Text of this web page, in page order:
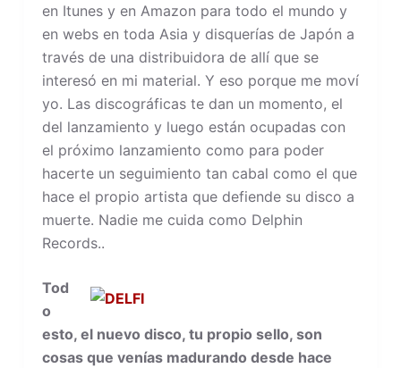
en Itunes y en Amazon para todo el mundo y
en webs en toda Asia y disquerías de Japón a
través de una distribuidora de allí que se
interesó en mi material. Y eso porque me moví
yo. Las discográficas te dan un momento, el
del lanzamiento y luego están ocupadas con
el próximo lanzamiento como para poder
hacerte un seguimiento tan cabal como el que
hace el propio artista que defiende su disco a
muerte. Nadie me cuida como Delphin
Records..
Tod
o
esto, el nuevo disco, tu propio sello, son
cosas que venías madurando desde hace